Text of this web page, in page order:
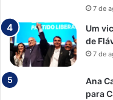
7 de
Um
de
7 de
Ana
para